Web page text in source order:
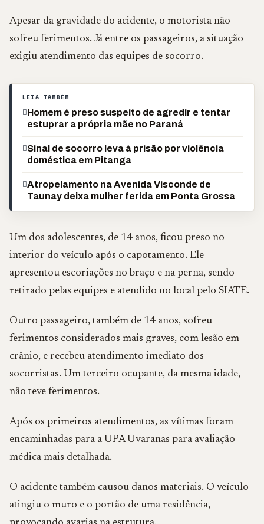
Apesar da gravidade do acidente, o motorista não
sofreu ferimentos. Já entre os passageiros, a situação
exigiu atendimento das equipes de socorro.
LEIA TAMBÉM
Homem é preso suspeito de agredir e tentar
estuprar a própria mãe no Paraná
Sinal de socorro leva à prisão por violência
doméstica em Pitanga
Atropelamento na Avenida Visconde de
Taunay deixa mulher ferida em Ponta Grossa
Um dos adolescentes, de 14 anos, ficou preso no
interior do veículo após o capotamento. Ele
apresentou escoriações no braço e na perna, sendo
retirado pelas equipes e atendido no local pelo SIATE.
Outro passageiro, também de 14 anos, sofreu
ferimentos considerados mais graves, com lesão em
crânio, e recebeu atendimento imediato dos
socorristas. Um terceiro ocupante, da mesma idade,
não teve ferimentos.
Após os primeiros atendimentos, as vítimas foram
encaminhadas para a UPA Uvaranas para avaliação
médica mais detalhada.
O acidente também causou danos materiais. O veículo
atingiu o muro e o portão de uma residência,